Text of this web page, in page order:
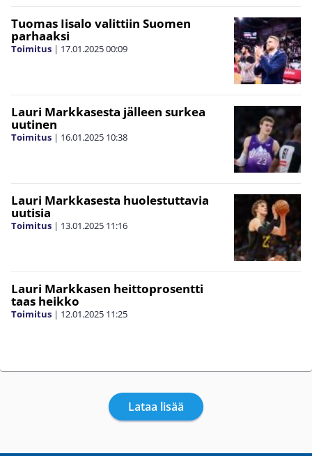
Tuomas Iisalo valittiin Suomen
parhaaksi
Toimitus | 17.01.202500:09
Lauri Markkasesta jälleen surkea
uutinen
Toimitus | 16.01.2025 10:38
Lauri Markkasesta huolestuttavia
uutisia
Toimitus | 13.01.2025 11:16
Lauri Markkasen heittoprosentti
taas heikko
Toimitus | 12.01.2025 11:25
Lataa lisää